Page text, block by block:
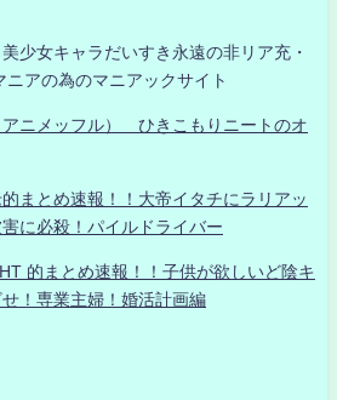
少女キャラだいすき永遠の非リア充・
アの為のマニアックサイト
アニメッフル） ひきこもりニートのオ
まとめ速報！！大帝イタチにラリアッ
に必殺！パイルドライバー
的まとめ速報！！子供が欲しいど陰キ
！専業主婦！婚活計画編